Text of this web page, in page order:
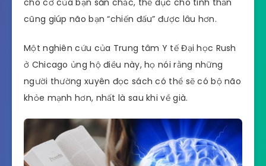
cho cơ của bạn săn chắc, thể dục cho tinh thần
cũng giúp não bạn “chiến đấu” được lâu hơn.
Một nghiên cứu của Trung tâm Y tế Đại học Rush
ở Chicago ủng hộ điều này, họ nói rằng những
người thường xuyên đọc sách có thể sẽ có bộ não
khỏe mạnh hơn, nhất là sau khi về già.